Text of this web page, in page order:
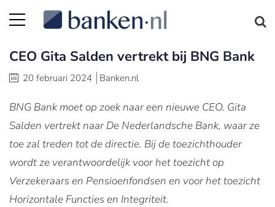
CEO Gita Salden vertrekt bij BNG Bank
20 februari 2024 Banken.nl
BNG Bank moet op zoek naar een nieuwe CEO. Gita
Salden vertrekt naar De Nederlandsche Bank, waar ze
toe zal treden tot de directie. Bij de toezichthouder
wordt ze verantwoordelijk voor het toezicht op
Verzekeraars en Pensioenfondsen en voor het toezicht
Horizontale Functies en Integriteit.